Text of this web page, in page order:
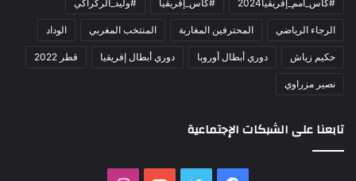
#كأس_أمم_إفريقيا2024 #كأس_إفريقيا #وليد_الركراكي
الرجاء الرياضي المحترفين المغاربة المنتخب المغربي الوداد
حكيم زياش دوري أبطال أوروبا دوري أبطال إفريقيا قطر 2022
نصير مزراوي
تابعنا على الشبكات الإجتماعية